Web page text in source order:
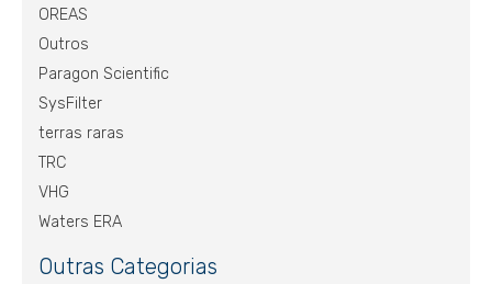
OREAS
Outros
Paragon Scientific
SysFilter
terras raras
TRC
VHG
Waters ERA
Outras Categorias